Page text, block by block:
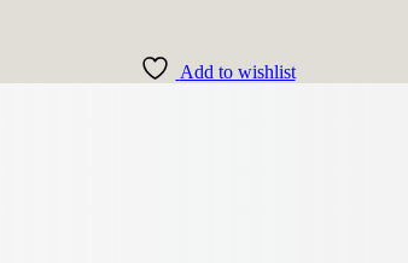
Add to wishlist